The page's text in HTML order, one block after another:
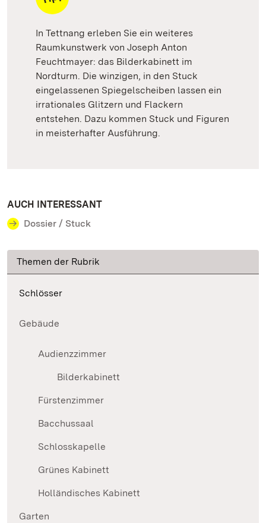
In Tettnang erleben Sie ein weiteres
Raumkunstwerk von Joseph Anton
Feuchtmayer: das Bilderkabinett im
Nordturm. Die winzigen, in den Stuck
eingelassenen Spiegelscheiben lassen ein
irrationales Glitzern und Flackern
entstehen. Dazu kommen Stuck und Figuren
in meisterhafter Ausführung.
AUCH INTERESSANT
Dossier / Stuck
Themen der Rubrik
Schlösser
Gebäude
Audienzzimmer
Bilderkabinett
Fürstenzimmer
Bacchussaal
Schlosskapelle
Grünes Kabinett
Holländisches Kabinett
Garten